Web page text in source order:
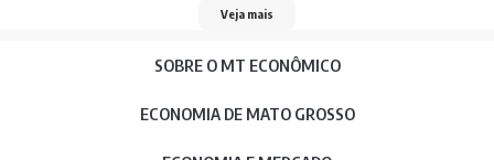
Veja mais
SOBRE O MT ECONÔMICO
ECONOMIA DE MATO GROSSO